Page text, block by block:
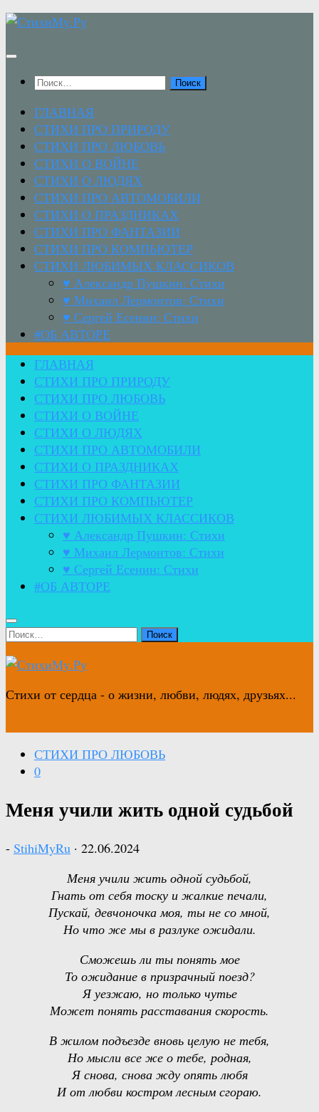
Перейти
содержимому
Найти:
ГЛАВНАЯ
СТИХИ ПРО ПРИРОДУ
СТИХИ ПРО ЛЮБОВЬ
СТИХИ О ВОЙНЕ
СТИХИ О ЛЮДЯХ
СТИХИ ПРО АВТОМОБИЛИ
СТИХИ О ПРАЗДНИКАХ
СТИХИ ПРО ФАНТАЗИИ
СТИХИ ПРО КОМПЬЮТЕР
СТИХИ ЛЮБИМЫХ КЛАССИКОВ
♥ Александр Пушкин: Стихи
♥ Михаил Лермонтов: Стихи
♥ Сергей Есенин: Стихи
#ОБ АВТОРЕ
ГЛАВНАЯ
СТИХИ ПРО ПРИРОДУ
СТИХИ ПРО ЛЮБОВЬ
СТИХИ О ВОЙНЕ
СТИХИ О ЛЮДЯХ
СТИХИ ПРО АВТОМОБИЛИ
СТИХИ О ПРАЗДНИКАХ
СТИХИ ПРО ФАНТАЗИИ
СТИХИ ПРО КОМПЬЮТЕР
СТИХИ ЛЮБИМЫХ КЛАССИКОВ
♥ Александр Пушкин: Стихи
♥ Михаил Лермонтов: Стихи
♥ Сергей Есенин: Стихи
#ОБ АВТОРЕ
Найти:
Стихи от сердца - о жизни, любви, людях, друзьях...
СТИХИ ПРО ЛЮБОВЬ
0
Меня учили жить одной судьбой
- StihiMyRu · 22.06.2024
Меня учили жить одной судьбой,
Гнать от себя тоску и жалкие печали,
Пускай, девчоночка моя, ты не со мной,
Но что же мы в разлуке ожидали.
Сможешь ли ты понять мое
То ожидание в призрачный поезд?
Я уезжаю, но только чутье
Может понять расставания скорость.
В жилом подъезде вновь целую не тебя,
Но мысли все же о тебе, родная,
Я снова, снова жду опять любя
И от любви костром лесным сгораю.